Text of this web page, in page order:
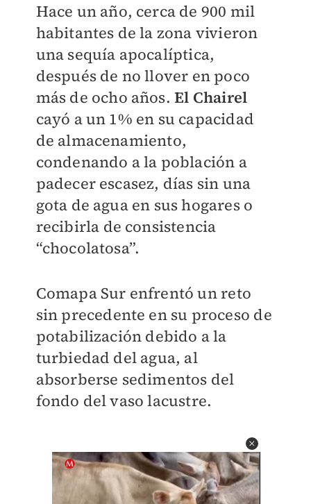
Hace un año, cerca de 900 mil
habitantes de la zona vivieron
una sequía apocalíptica,
después de no llover en poco
más de ocho años. El Chairel
cayó a un 1% en su capacidad
de almacenamiento,
condenando a la población a
padecer escasez, días sin una
gota de agua en sus hogares o
recibirla de consistencia
“chocolatosa”.
Comapa Sur enfrentó un reto
sin precedente en su proceso de
potabilización debido a la
turbiedad del agua, al
absorberse sedimentos del
fondo del vaso lacustre.